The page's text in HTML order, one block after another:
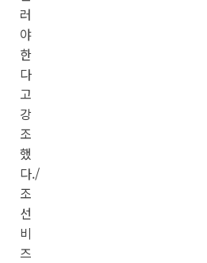
러
야
한
다
고
강
조
했
다./
조
선
비
즈